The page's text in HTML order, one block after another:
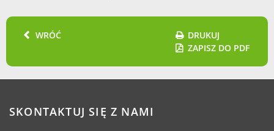
WRÓĆ
DRUKUJ
ZAPISZ DO PDF
SKONTAKTUJ SIĘ Z NAMI